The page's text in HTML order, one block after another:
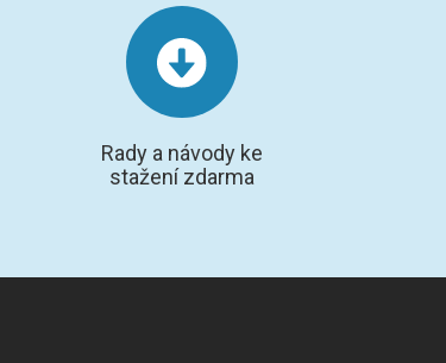
Rady a návody ke
stažení zdarma